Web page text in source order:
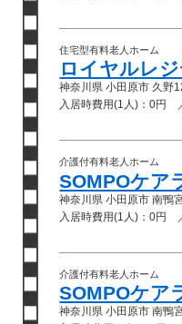
住宅型有料老人ホーム
ロイヤルレ
神奈川県 小田原市 久
入居時費用(1人)：0円
介護付有料老人ホーム
SOMPOケア
神奈川県 小田原市 南
入居時費用(1人)：0円
介護付有料老人ホーム
SOMPOケア
神奈川県 小田原市 南